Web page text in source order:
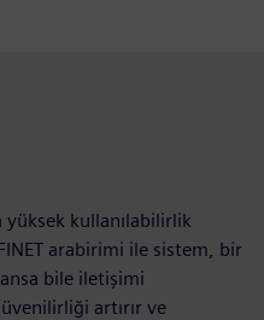
kullanılabilirlik
arabirimi ile sistem, bir
bile iletişimi
artırır ve